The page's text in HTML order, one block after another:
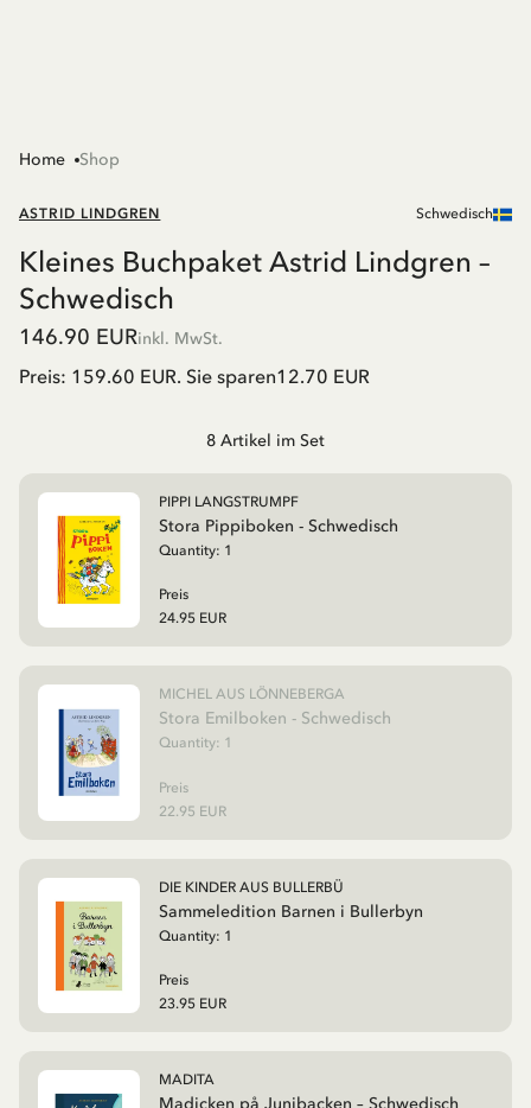
Home Shop
ASTRID LINDGREN Schwedisch
Kleines Buchpaket Astrid Lindgren –
Schwedisch
146.90 EURinkl. MwSt.
Preis: 159.60 EUR. Sie sparen12.70 EUR
8 Artikel im Set
Stora Pippiboken - Schwedisch
PIPPI LANGSTRUMPF
Quantity: 1
Preis
24.95 EUR
Stora Emilboken - Schwedisch
MICHEL AUS LÖNNEBERGA
Quantity: 1
Preis
22.95 EUR
Sammeledition Barnen i Bullerbyn
DIE KINDER AUS BULLERBÜ
Quantity: 1
Preis
23.95 EUR
MADITA